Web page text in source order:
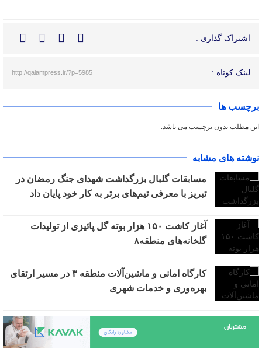
اشتراک گذاری :
لینک کوتاه : http://qalampress.ir/?p=5985
برچسب ها
این مطلب بدون برچسب می باشد.
نوشته های مشابه
مسابقات گلبال بزرگداشت شهدای جنگ رمضان در
تبریز با معرفی تیم‌های برتر به کار خود پایان داد
آغاز کاشت ۱۵۰ هزار بوته گل پائیزی از تولیدات
گلخانه‌های منطقه۸
کارگاه امانی و ماشین‌آلات منطقه ۳ در مسیر ارتقای
بهره‌وری و خدمات شهری